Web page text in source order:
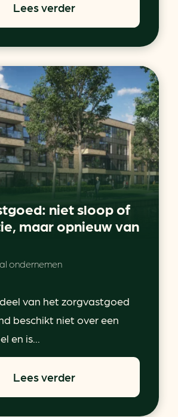
Lees verder
niet sloop of
maar opnieuw van
ondernemen
van het zorgvastgoed
beschikt niet over een
en is...
Lees verder